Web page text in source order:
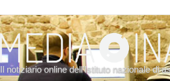
Il notiziario online dell’Istituto nazionale di